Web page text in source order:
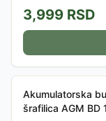
3,999 RSD
Akumulatorska
šrafilica AGM BD